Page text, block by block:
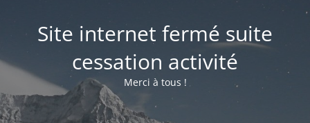
Site internet fermé suite
cessation activité
Merci à tous !